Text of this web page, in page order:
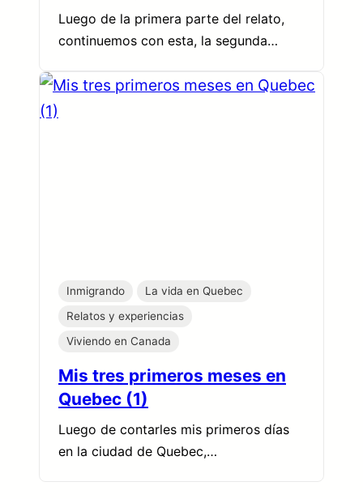
Luego de la primera parte del relato,
continuemos con esta, la segunda…
Inmigrando
La vida en Quebec
Relatos y experiencias
Viviendo en Canada
Mis tres primeros meses en
Quebec (1)
Luego de contarles mis primeros días
en la ciudad de Quebec,…